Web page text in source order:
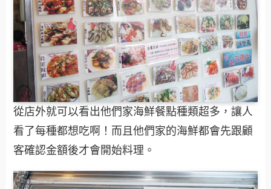
從店外就可以看出他們家海鮮餐點種類超多，讓人
看了每種都想吃啊！而且他們家的海鮮都會先跟顧
客確認金額後才會開始料理。